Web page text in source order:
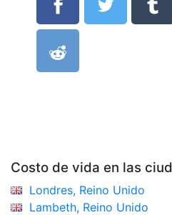
Costo de vida en las
Londres, Reino Unido
Lambeth, Reino Unido